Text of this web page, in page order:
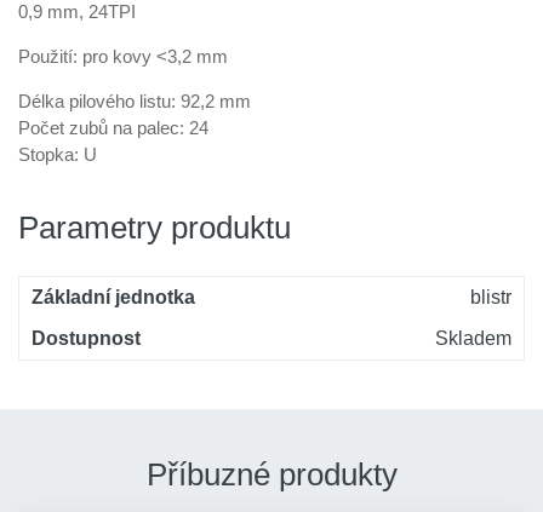
0,9 mm, 24TPI
Použití: pro kovy <3,2 mm
Délka pilového listu: 92,2 mm
Počet zubů na palec: 24
Stopka: U
Parametry produktu
Základní jednotka
blistr
Dostupnost
Skladem
Příbuzné produkty